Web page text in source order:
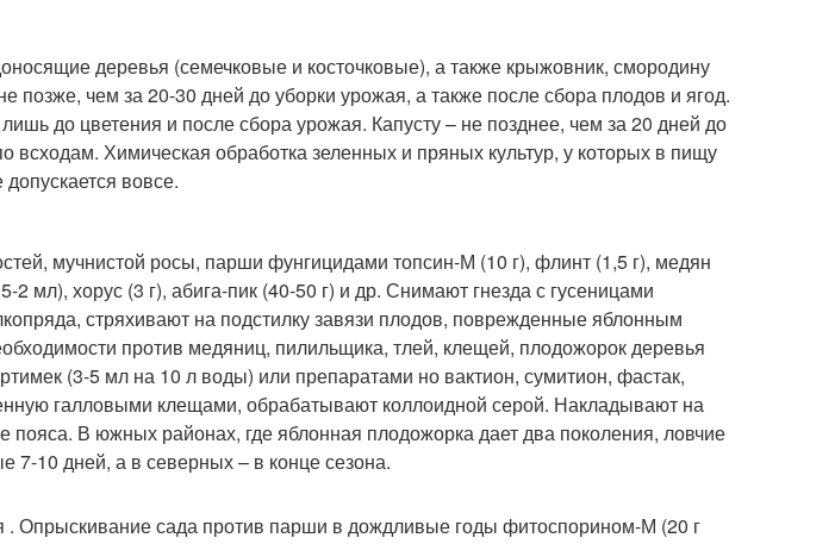
деревья (семечковые и косточковые), а также крыжовник, смородину
позже, чем за 20-30 дней до уборки урожая, а также после сбора плодов и ягод.
до цветения и после сбора урожая. Капусту – не позднее, чем за 20 дней до
всходам. Химическая обработка зеленных и пряных культур, у которых в пищу
вовсе.
мучнистой росы, парши фунгицидами топсин-М (10 г), флинт (1,5 г), медян
2 мл), хорус (3 г), абига-пик (40-50 г) и др. Снимают гнезда с гусеницами
стряхивают на подстилку завязи плодов, поврежденные яблонным
против медяниц, пилильщика, тлей, клещей, плодожорок деревья
(3-5 мл на 10 л воды) или препаратами но вактион, сумитион, фастак,
галловыми клещами, обрабатывают коллоидной серой. Накладывают на
пояса. В южных районах, где яблонная плодожорка дает два поколения, ловчие
7-10 дней, а в северных – в конце сезона.
. Опрыскивание сада против парши в дождливые годы фитоспорином-М (20 г